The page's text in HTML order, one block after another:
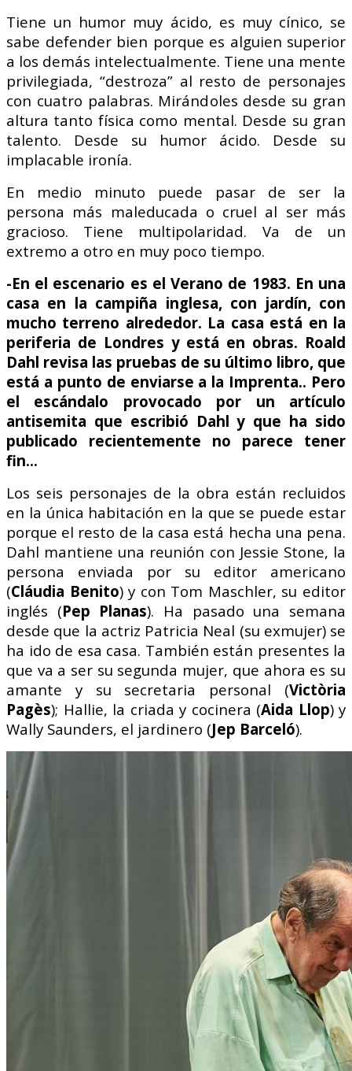
Tiene un humor muy ácido, es muy cínico, se
sabe defender bien porque es alguien superior
a los demás intelectualmente. Tiene una mente
privilegiada, “destroza” al resto de personajes
con cuatro palabras. Mirándoles desde su gran
altura tanto física como mental. Desde su gran
talento. Desde su humor ácido. Desde su
implacable ironía.
En medio minuto puede pasar de ser la
persona más maleducada o cruel al ser más
gracioso. Tiene multipolaridad. Va de un
extremo a otro en muy poco tiempo.
-En el escenario es el Verano de 1983. En una
casa en la campiña inglesa, con jardín, con
mucho terreno alrededor. La casa está en la
periferia de Londres y está en obras. Roald
Dahl revisa las pruebas de su último libro, que
está a punto de enviarse a la Imprenta.. Pero
el escándalo provocado por un artículo
antisemita que escribió Dahl y que ha sido
publicado recientemente no parece tener
fin…
Los seis personajes de la obra están recluidos
en la única habitación en la que se puede estar
porque el resto de la casa está hecha una pena.
Dahl mantiene una reunión con Jessie Stone, la
persona enviada por su editor americano
(Cláudia Benito) y con Tom Maschler, su editor
inglés (Pep Planas). Ha pasado una semana
desde que la actriz Patricia Neal (su exmujer) se
ha ido de esa casa. También están presentes la
que va a ser su segunda mujer, que ahora es su
amante y su secretaria personal (Victòria
Pagès); Hallie, la criada y cocinera (Aida Llop) y
Wally Saunders, el jardinero (Jep Barceló).